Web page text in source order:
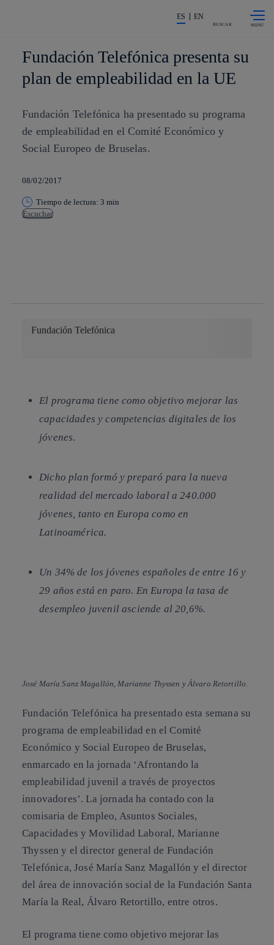
La acción en accionistas e
ES EN
BUSCAR
Fundación Telefónica presenta su
plan de empleabilidad en la UE
Fundación Telefónica ha presentado su programa
de empleabilidad en el Comité Económico y
Social Europeo de Bruselas.
08/02/2017
Tiempo de lectura: 3 min
Escuchar
Fundación Telefónica
El programa tiene como objetivo mejorar las
capacidades y competencias digitales de los
jóvenes.
Dicho plan formó y preparó para la nueva
realidad del mercado laboral a 240.000
jóvenes, tanto en Europa como en
Latinoamérica.
Un 34% de los jóvenes españoles de entre 16 y
29 años está en paro. En Europa la tasa de
desempleo juvenil asciende al 20,6%.
José María Sanz Magallón, Marianne Thyssen y Álvaro Retortillo.
Fundación Telefónica ha presentado esta semana su
programa de empleabilidad en elComité
Económico y Social Europeo de Bruselas,
enmarcado en la jornada ‘Afrontando la
empleabilidad juvenil a través de proyectos
innovadores’. La jornada ha contado con la
comisaria de Empleo, Asuntos Sociales,
Capacidades y Movilidad Laboral, Marianne
Thyssen y el director general de Fundación
Telefónica,José María Sanz Magallón y el director
del área de innovación social de la Fundación Santa
María la Real, Álvaro Retortillo, entre otros.
El programa tiene como objetivo mejorar las